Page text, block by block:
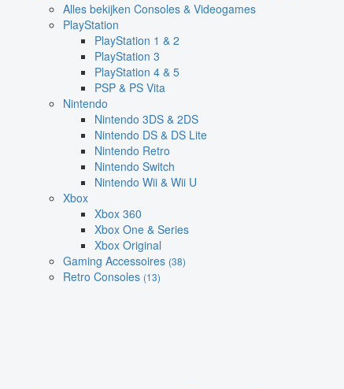
Alles bekijken Consoles & Videogames
PlayStation
PlayStation 1 & 2
PlayStation 3
PlayStation 4 & 5
PSP & PS Vita
Nintendo
Nintendo 3DS & 2DS
Nintendo DS & DS Lite
Nintendo Retro
Nintendo Switch
Nintendo Wii & Wii U
Xbox
Xbox 360
Xbox One & Series
Xbox Original
Gaming Accessoires (38)
Retro Consoles (13)